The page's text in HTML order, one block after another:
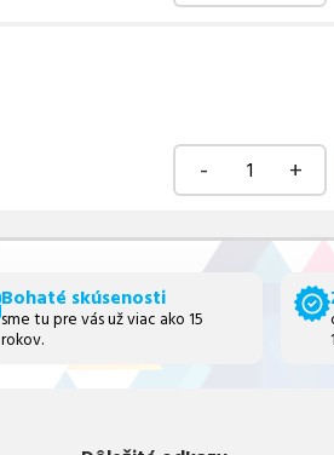
- +
Bohaté skúsenosti
sme tu pre vás už viac ako 15
rokov.